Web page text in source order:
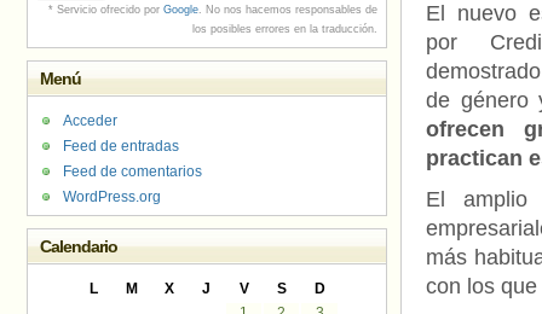
El nuevo
por
de género
ofrecen
practican
El amplio
más
con los
* Servicio ofrecido por Google. No nos hacemos responsables de
los posibles errores en la traducción.
Menú
Acceder
Feed de entradas
Feed de comentarios
WordPress.org
Calendario
L M X J V S
D